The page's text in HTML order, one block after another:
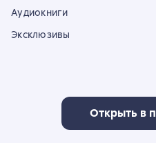
Аудиокниги
Эксклюзивы
Открыть в